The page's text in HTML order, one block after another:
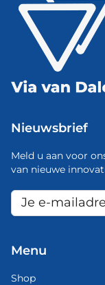
Nieuwsbrief
Meld u aan voor
van nieuwe
Menu
Shop